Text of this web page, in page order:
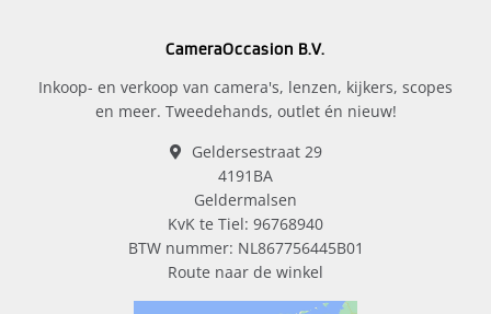
CameraOccasion B.V.
Inkoop- en verkoop van camera's, lenzen, kijkers, scopes
en meer. Tweedehands, outlet én nieuw!
Geldersestraat 29
4191BA
Geldermalsen
KvK te Tiel: 96768940
BTW nummer: NL867756445B01
Route naar de winkel